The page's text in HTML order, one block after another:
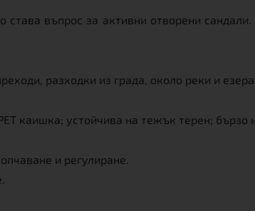
става въпрос за активни отворени
разходки из града, около реки и
каишка; устойчива на тежък терен; бързо
и регулиране.